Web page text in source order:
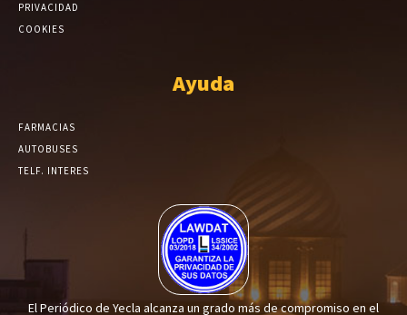
PRIVACIDAD
COOKIES
Ayuda
FARMACIAS
AUTOBUSES
TELF. INTERES
El Periódico de Yecla alcanza un grado más de compromiso en el